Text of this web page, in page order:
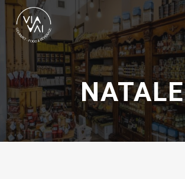
Skip
content
Carrello
NATALE